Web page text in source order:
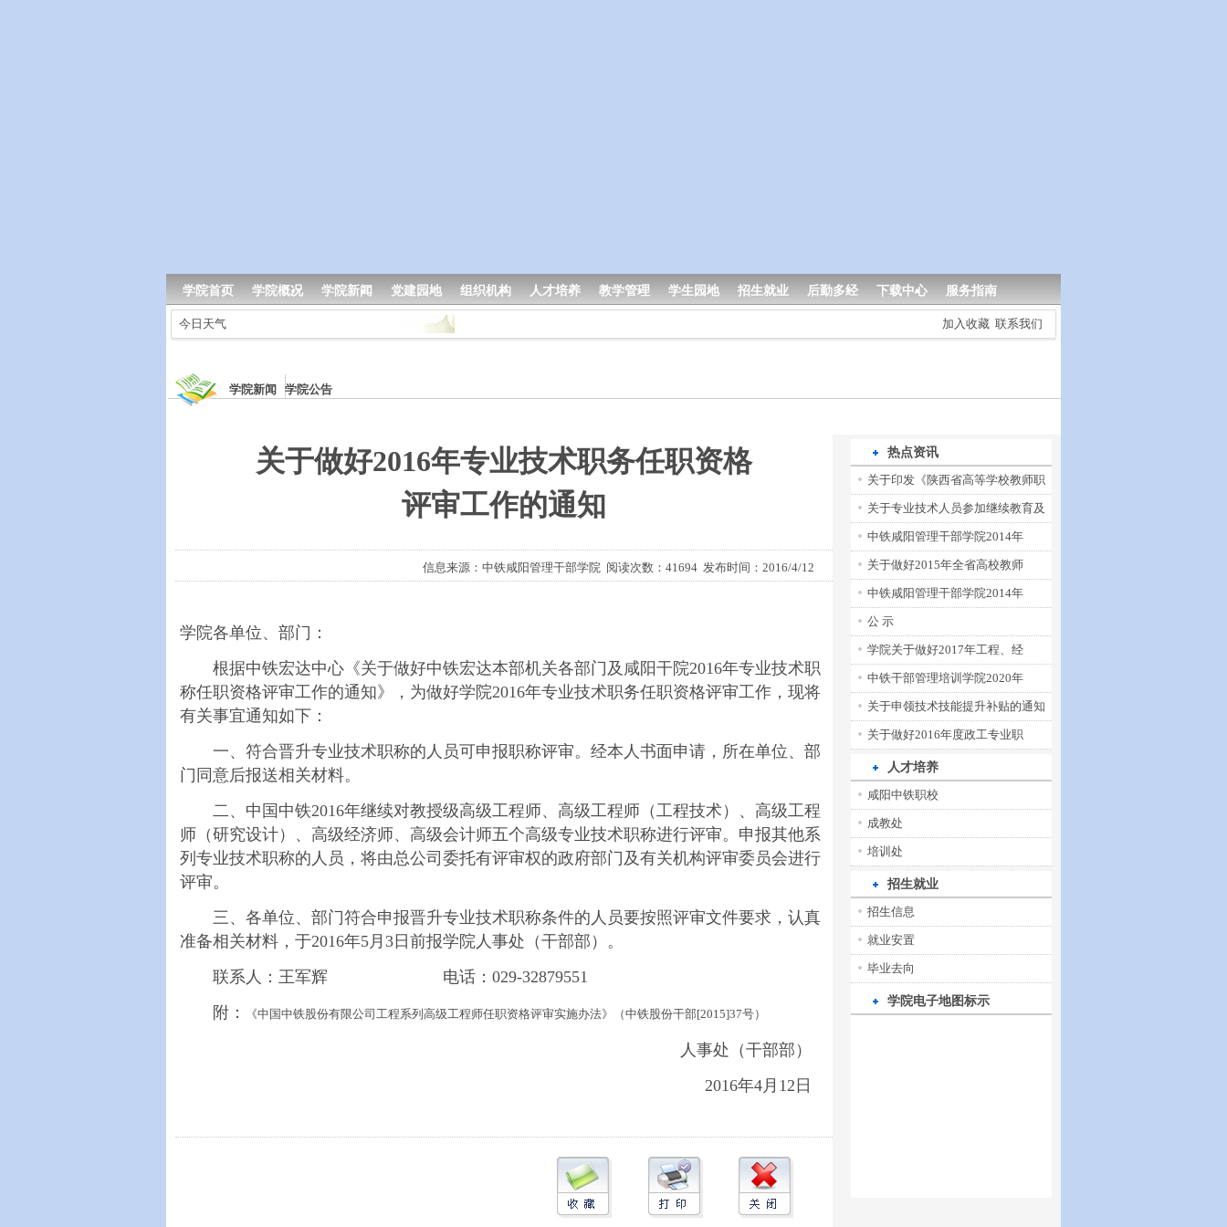
学院首页 学院概况 学院新闻 党建园地 组织机构 人才培养 教学管理 学生园地 招生就业 后勤多经 下载中心 服务指南
今日天气 加入收藏 联系我们
学院新闻 学院公告
关于做好2016年专业技术职务任职资格
评审工作的通知
信息来源：中铁咸阳管理干部学院 阅读次数：41694 发布时间：2016/4/12
学院各单位、部门：
根据中铁宏达中心《关于做好中铁宏达本部机关各部门及咸阳干院2016年专业技术职
称任职资格评审工作的通知》，为做好学院2016年专业技术职务任职资格评审工作，现将
有关事宜通知如下：
一、符合晋升专业技术职称的人员可申报职称评审。经本人书面申请，所在单位、部
门同意后报送相关材料。
二、中国中铁2016年继续对教授级高级工程师、高级工程师（工程技术）、高级工程
师（研究设计）、高级经济师、高级会计师五个高级专业技术职称进行评审。申报其他系
列专业技术职称的人员，将由总公司委托有评审权的政府部门及有关机构评审委员会进行
评审。
三、各单位、部门符合申报晋升专业技术职称条件的人员要按照评审文件要求，认真
准备相关材料，于2016年5月3日前报学院人事处（干部部）。
联系人：王军辉 电话：029-32879551
附：
《中国中铁股份有限公司工程系列高级工程师任职资格评审实施办法》（中铁股份干部[2015]37号）
人事处（干部部）
2016年4月12日
热点资讯
关于印发《陕西省高等学校教师职
关于专业技术人员参加继续教育及
中铁咸阳管理干部学院2014年
关于做好2015年全省高校教师
中铁咸阳管理干部学院2014年
公 示
学院关于做好2017年工程、经
中铁干部管理培训学院2020年
关于申领技术技能提升补贴的通知
关于做好2016年度政工专业职
人才培养
咸阳中铁职校
成教处
培训处
招生就业
招生信息
就业安置
毕业去向
学院电子地图标示